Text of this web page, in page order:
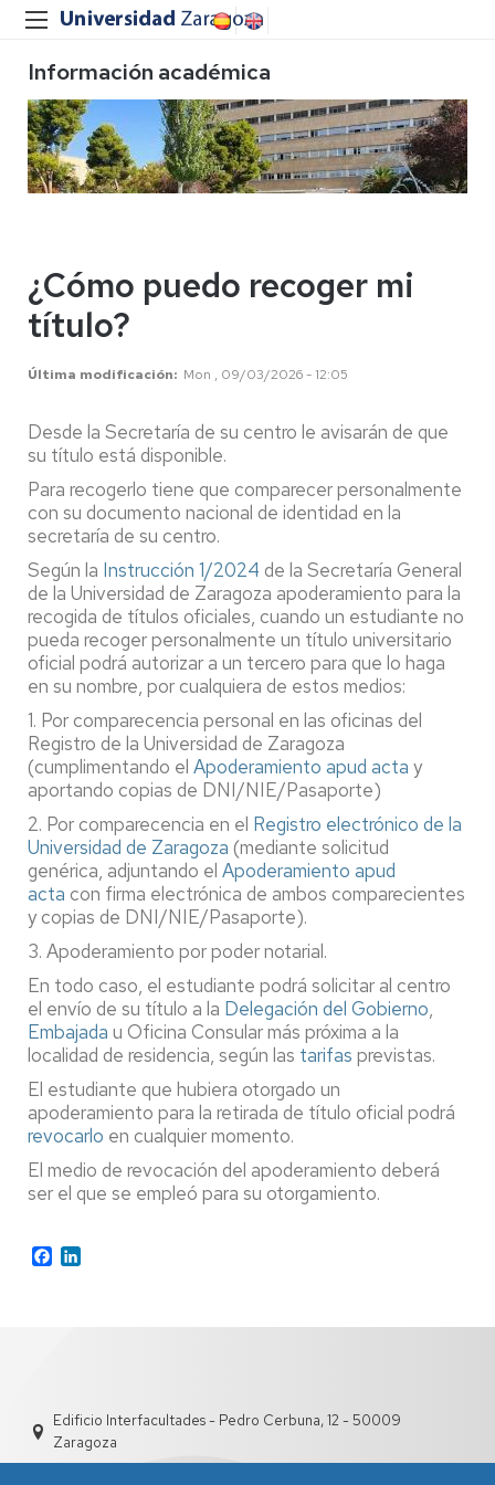
Información académica
¿Cómo puedo recoger mi
título?
Última modificación Mon , 09/03/2026 - 12:05
Desde la Secretaría de su centro le avisarán de que
su título está disponible.
Para recogerlo tiene que comparecer personalmente
con su documento nacional de identidad en la
secretaría de su centro.
Según la Instrucción 1/2024 de la Secretaría General
de la Universidad de Zaragoza apoderamiento para la
recogida de títulos oficiales, cuando un estudiante no
pueda recoger personalmente un título universitario
oficial podrá autorizar a un tercero para que lo haga
en su nombre, por cualquiera de estos medios:
1. Por comparecencia personal en las oficinas del
Registro de la Universidad de Zaragoza
(cumplimentando el Apoderamiento apud acta y
aportando copias de DNI/NIE/Pasaporte)
2. Por comparecencia en el Registro electrónico de la
Universidad de Zaragoza (mediante solicitud
genérica, adjuntando el Apoderamiento apud
acta con firma electrónica de ambos comparecientes
y copias de DNI/NIE/Pasaporte).
3. Apoderamiento por poder notarial.
En todo caso, el estudiante podrá solicitar al centro
el envío de su título a la Delegación del Gobierno,
Embajada u Oficina Consular más próxima a la
localidad de residencia, según las tarifas previstas.
El estudiante que hubiera otorgado un
apoderamiento para la retirada de título oficial podrá
revocarlo en cualquier momento.
El medio de revocación del apoderamiento deberá
ser el que se empleó para su otorgamiento.
Facebook
Edificio Interfacultades - Pedro Cerbuna, 12 - 50009
Zaragoza